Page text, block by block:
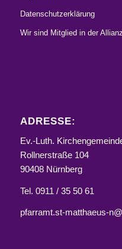
Datenschutzerklärung
Wir sind Mitglied in der
ADRESSE:
Ev.-Luth.
Rollnerstraße 104
90408 Nürnberg
Tel. 0911 / 35 50 61
pfarramt.st-matthaeus-